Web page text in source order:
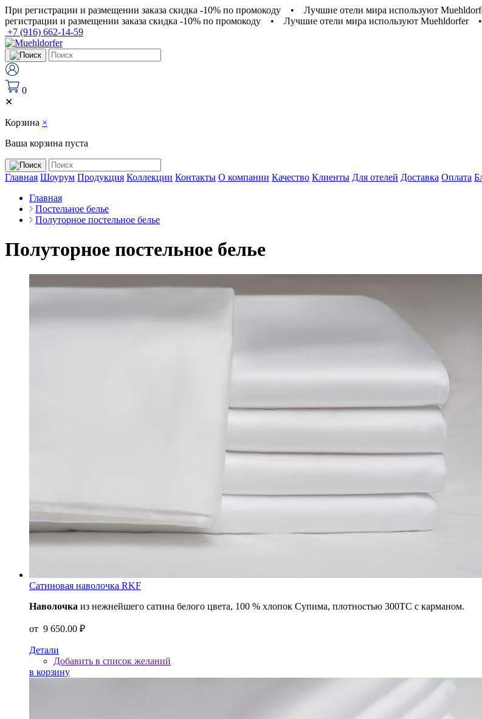
При регистрации и размещении заказа скидка -10% по промокоду • Лучшие отели мира используют
регистрации и размещении заказа скидка -10% по промокоду
• Лучшие отели мира используют Muehldorfer
+7 (916) 662-14-59
0
✕
Корзина ×
Ваша корзина пуста
Главная Шоурум Продукция Коллекции Контакты О компании Качество Клиенты Для отелей Доставка Оплата
Главная
Постельное белье
Полуторное постельное белье
Полуторное постельное белье
Сатиновая наволочка RKF
Наволочка из нежнейшего сатина белого цвета, 100 % хлопок Супима, плотностью 300ТС с карманом.
от 9 650.00 ₽
Детали
Добавить в список желаний
в корзину